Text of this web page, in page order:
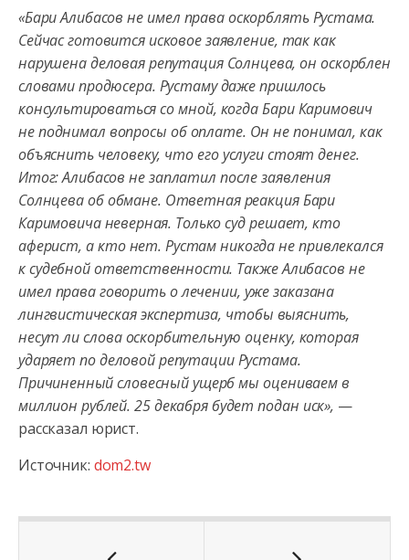
«Бари Алибасов не имел права оскорблять Рустама.
Сейчас готовится исковое заявление, так как
нарушена деловая репутация Солнцева, он оскорблен
словами продюсера. Рустаму даже пришлось
консультироваться со мной, когда Бари Каримович
не поднимал вопросы об оплате. Он не понимал, как
объяснить человеку, что его услуги стоят денег.
Итог: Алибасов не заплатил после заявления
Солнцева об обмане. Ответная реакция Бари
Каримовича неверная. Только суд решает, кто
аферист, а кто нет. Рустам никогда не привлекался
к судебной ответственности. Также Алибасов не
имел права говорить о лечении, уже заказана
лингвистическая экспертиза, чтобы выяснить,
несут ли слова оскорбительную оценку, которая
ударяет по деловой репутации Рустама.
Причиненный словесный ущерб мы оцениваем в
миллион рублей. 25 декабря будет подан иск», —
рассказал юрист.
Источник: dom2.tw